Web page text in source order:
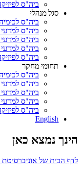
ביה"ס
סגל מנהלי
ביה"ס
ביה"ס
ביה"ס
ביה"ס
ביה"ס
תחומי מחקר
ביה"ס
ביה"ס
ביה"ס
ביה"ס
ביה"ס
English
הינך נמצא כאן
לדף הבית של